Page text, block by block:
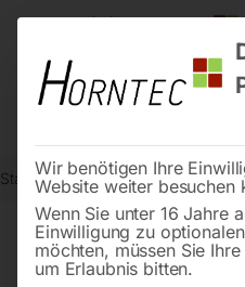
Start Metallbearbeitung Metall-
Wir benötigen Ihre
Website weiter besuchen
Wenn Sie unter 16 Jahre
Einwilligung zu
möchten, müssen Sie
um Erlaubnis bitten.